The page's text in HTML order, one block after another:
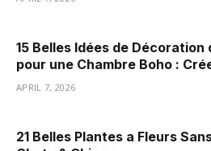
15 Belles Idées de Décoration
pour une Chambre Boho :
APRIL 7, 2026
21 Belles Plantes a Fleurs